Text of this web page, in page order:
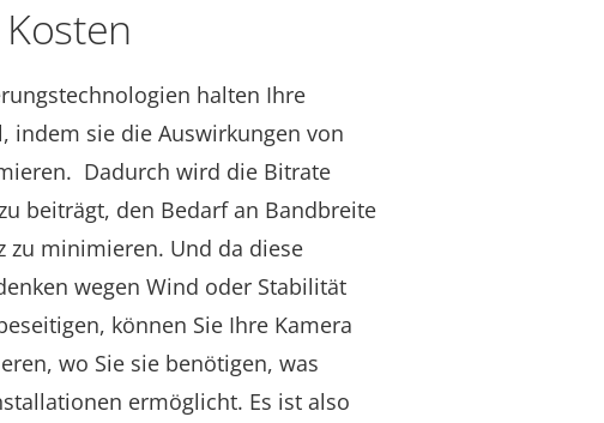
halten Ihre
, indem sie die Auswirkungen von
Dadurch wird die Bitrate
beiträgt, den Bedarf an Bandbreite
zu minimieren. Und da diese
wegen Wind oder Stabilität
können Sie Ihre Kamera
wo Sie sie benötigen, was
ermöglicht. Es ist also